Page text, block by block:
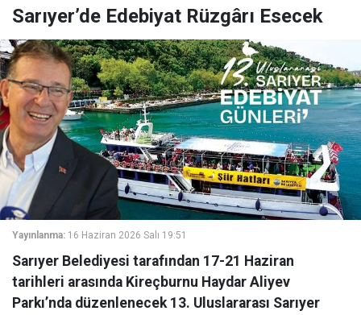
Sarıyer’de Edebiyat Rüzgârı Esecek
Yayınlanma: 16 Haziran 2026 Salı 19:51
Sarıyer Belediyesi tarafından 17-21 Haziran
tarihleri arasında Kireçburnu Haydar Aliyev
Parkı’nda düzenlenecek 13. Uluslararası Sarıyer